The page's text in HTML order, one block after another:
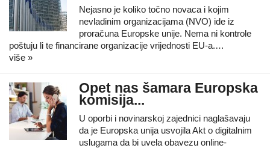
Nejasno je koliko točno novaca i kojim
nevladinim organizacijama (NVO) ide iz
proračuna Europske unije. Nema ni kontrole
poštuju li te financirane organizacije vrijednosti EU-a.…
više »
Opet nas šamara Europska
komisija...
U oporbi i novinarskoj zajednici naglašavaju
da je Europska unija usvojila Akt o digitalnim
uslugama da bi uvela obavezu online-